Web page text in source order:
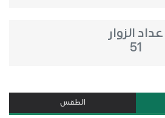
عداد الزوار
51
الطقس